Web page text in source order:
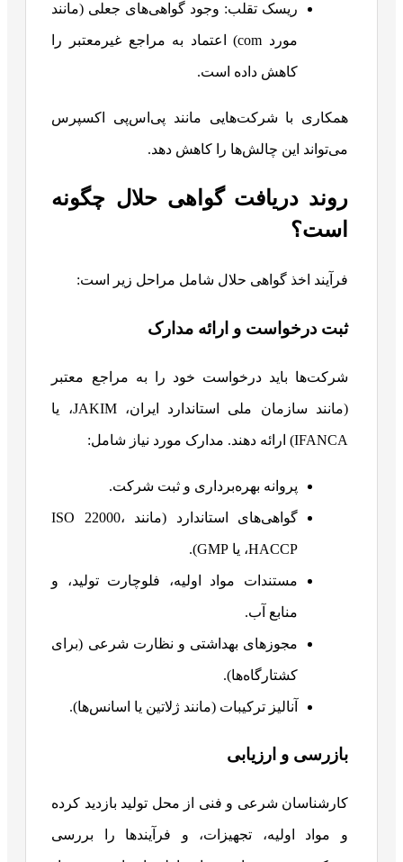
ریسک تقلب: وجود گواهی‌های جعلی (مانند
مورد com) اعتماد به مراجع غیرمعتبر را
کاهش داده است.
همکاری با شرکت‌هایی مانند پی‌اس‌پی اکسپرس
می‌تواند این چالش‌ها را کاهش دهد.
روند دریافت گواهی حلال چگونه
است؟
فرآیند اخذ گواهی حلال شامل مراحل زیر است:
ثبت درخواست و ارائه مدارک
شرکت‌ها باید درخواست خود را به مراجع معتبر
(مانند سازمان ملی استاندارد ایران، JAKIM، یا
IFANCA) ارائه دهند. مدارک مورد نیاز شامل:
پروانه بهره‌برداری و ثبت شرکت.
گواهی‌های استاندارد (مانند ISO 22000،
HACCP، یا GMP).
مستندات مواد اولیه، فلوچارت تولید، و
منابع آب.
مجوزهای بهداشتی و نظارت شرعی (برای
کشتارگاه‌ها).
آنالیز ترکیبات (مانند ژلاتین یا اسانس‌ها).
بازرسی و ارزیابی
کارشناسان شرعی و فنی از محل تولید بازدید کرده
و مواد اولیه، تجهیزات، و فرآیندها را بررسی